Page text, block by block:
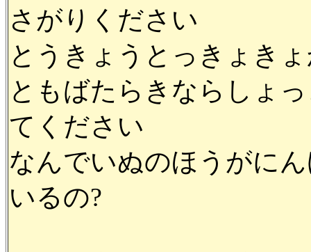
さがりください
とうきょうとっきょき
ともばたらきならしょ
てください
なんでいぬのほうがに
いるの?